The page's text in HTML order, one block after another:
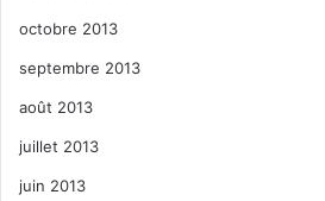
octobre 2013
septembre 2013
août 2013
juillet 2013
juin 2013